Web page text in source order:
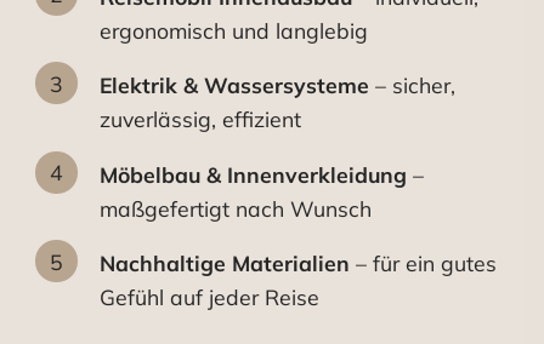
ergonomisch und langlebig
Elektrik & Wassersysteme – sicher,
zuverlässig, effizient
Möbelbau & Innenverkleidung –
maßgefertigt nach Wunsch
Nachhaltige Materialien – für ein gutes
Gefühl auf jeder Reise